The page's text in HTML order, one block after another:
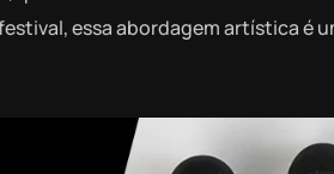
essa abordagem artística é